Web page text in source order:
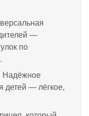
—
по
Надёжное
детей — лёгкое,